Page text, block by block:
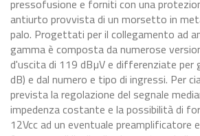
pressofusione e forniti con una
antiurto provvista di un morsetto in
palo. Progettati per il collegamento ad
gamma è composta da numerose
d'uscita di 119 dBµV e differenziate per
dB) e dal numero e tipo di ingressi. Per
prevista la regolazione del segnale
impedenza costante e la possibilità di
12Vcc ad un eventuale preamplificatore